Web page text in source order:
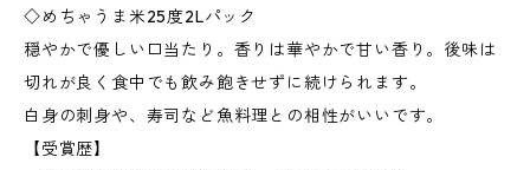
◇めちゃうま米25度2Lパック
穏やかで優しい口当たり。香りは華やかで甘い香り。後味は
切れが良く食中でも飲み飽きせずに続けられます。
白身の刺身や、寿司など魚料理との相性がいいです。
【受賞歴】